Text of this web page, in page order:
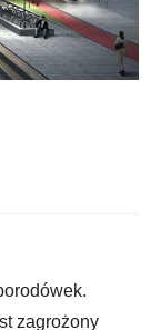
zagrożony